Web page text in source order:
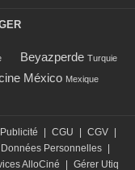
Beyazperde Turquie
México Mexique
Publicité CGU CGV
Données Personnelles
AlloCiné Gérer Utiq